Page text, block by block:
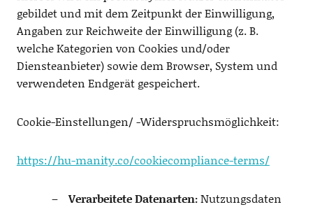
gebildet und mit dem Zeitpunkt der Einwilligung,
Angaben zur Reichweite der Einwilligung (z. B.
welche Kategorien von Cookies und/oder
Diensteanbieter) sowie dem Browser, System und
verwendeten Endgerät gespeichert.
Cookie-Einstellungen/ -Widerspruchsmöglichkeit:
https://hu-manity.co/cookiecompliance-terms/
Verarbeitete Datenarten:Nutzungsdaten